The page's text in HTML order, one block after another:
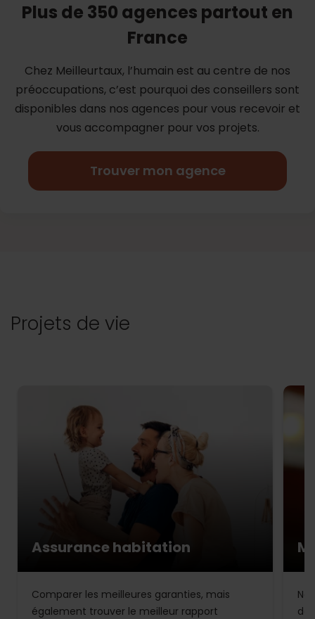
Plus de 350 agences partout en
France
Chez Meilleurtaux, l’humain est au centre de nos
préoccupations, c’est pourquoi des conseillers sont
disponibles dans nos agences pour vous recevoir et
vous accompagner pour vos projets.
Trouver mon agence
Projets de vie
Assurance habitation
Comparer les meilleures garanties, mais
également trouver le meilleur rapport
de